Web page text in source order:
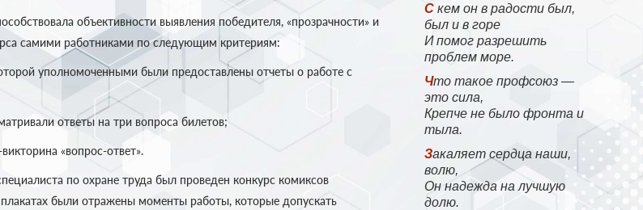
С кем он в радости был,
был и в горе
И помог разрешить
проблем море.
Что такое профсоюз —
это сила,
Крепче не было фронта и
тыла.
Закаляет сердца наши,
волю,
Он надежда на лучшую
долю.
объективности выявления победителя, «прозрачности» и
самими работниками по следующим критериям:
уполномоченными были предоставлены отчеты о работе с
ответы на три вопроса билетов;
«вопрос-ответ».
по охране труда был проведен конкурс комиксов
были отражены моменты работы, которые допускать